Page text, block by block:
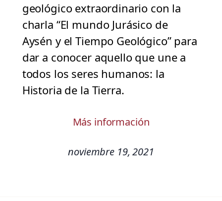
geológico extraordinario con la
charla “El mundo Jurásico de
Aysén y el Tiempo Geológico” para
dar a conocer aquello que une a
todos los seres humanos: la
Historia de la Tierra.
Más información
noviembre 19, 2021